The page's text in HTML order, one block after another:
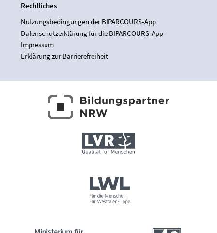
Rechtliches
Nutzungsbedingungen der BIPARCOURS-App
Datenschutzerklärung für die BIPARCOURS-App
Impressum
Erklärung zur Barrierefreiheit